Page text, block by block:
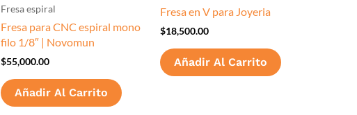
Fresa espiral
Fresa para CNC espiral mono
filo 1/8″ | Novomun
$55,000.00
Añadir Al Carrito
Fresa en V para Joyeria
$18,500.00
Añadir Al Carrito